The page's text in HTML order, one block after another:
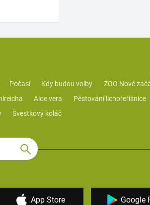
Počasí Kdy budou volby
ZOO Nové
Aloe vera
Pěstování lichořeřišnice
Švestkový koláč
App Store Google